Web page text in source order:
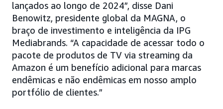
lançados ao longo de 2024”, disse Dani
Benowitz, presidente global da MAGNA, o
braço de investimento e inteligência da IPG
Mediabrands. “A capacidade de acessar todo o
pacote de produtos de TV via streaming da
Amazon é um benefício adicional para marcas
endêmicas e não endêmicas em nosso amplo
portfólio de clientes.”